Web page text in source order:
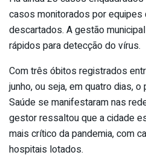
casos monitorados por
descartados. A gestão
rápidos para detecção do vírus.
Com três óbitos registrados
junho, ou seja, em quatro dias,
Saúde se manifestaram nas
gestor ressaltou que a cidade
mais crítico da pandemia, com
hospitais lotados.